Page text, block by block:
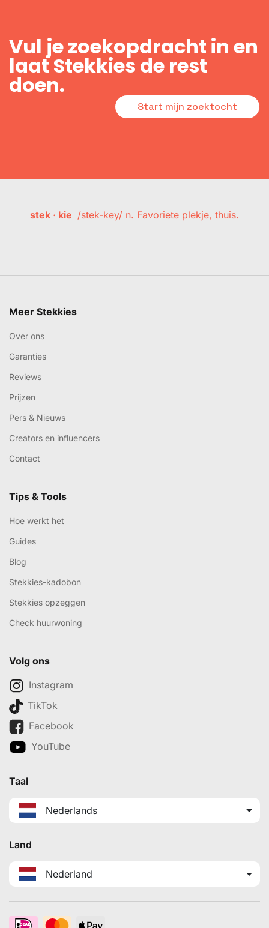
Vul je zoekopdracht in en
laat Stekkies de rest
doen.
Start mijn zoektocht
stek · kie /stek-key/ n. Favoriete plekje, thuis.
Meer Stekkies
Over ons
Garanties
Reviews
Prijzen
Pers & Nieuws
Creators en influencers
Contact
Tips & Tools
Hoe werkt het
Guides
Blog
Stekkies-kadobon
Stekkies opzeggen
Check huurwoning
Volg ons
Instagram
TikTok
Facebook
YouTube
Taal
Nederlands
Land
Nederland